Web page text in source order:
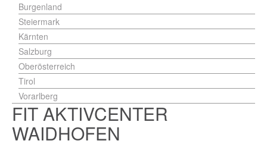
Burgenland
Steiermark
Kärnten
Salzburg
Oberösterreich
Tirol
Vorarlberg
FIT AKTIVCENTER
WAIDHOFEN